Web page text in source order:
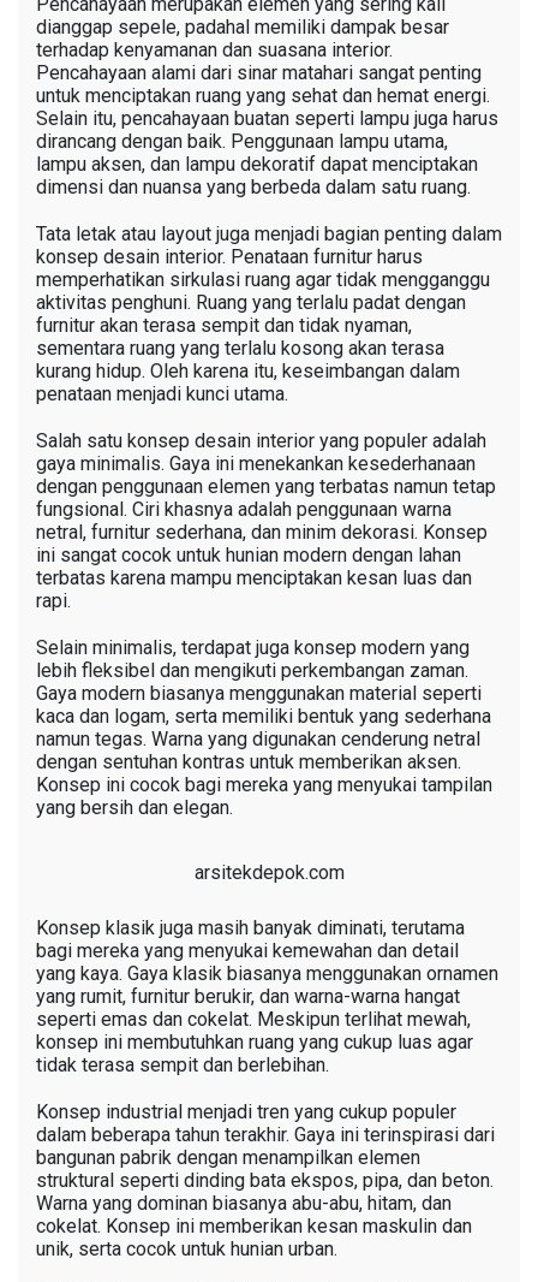
dianggap sepele, padahal memiliki dampak besar
terhadap kenyamanan dan suasana interior.
Pencahayaan alami dari sinar matahari sangat penting
untuk menciptakan ruang yang sehat dan hemat energi.
Selain itu, pencahayaan buatan seperti lampu juga harus
dirancang dengan baik. Penggunaan lampu utama,
lampu aksen, dan lampu dekoratif dapat menciptakan
dimensi dan nuansa yang berbeda dalam satu ruang.
Tata letak atau layout juga menjadi bagian penting dalam
konsep desain interior. Penataan furnitur harus
memperhatikan sirkulasi ruang agar tidak mengganggu
aktivitas penghuni. Ruang yang terlalu padat dengan
furnitur akan terasa sempit dan tidak nyaman,
sementara ruang yang terlalu kosong akan terasa
kurang hidup. Oleh karena itu, keseimbangan dalam
penataan menjadi kunci utama.
Salah satu konsep desain interior yang populer adalah
gaya minimalis. Gaya ini menekankan kesederhanaan
dengan penggunaan elemen yang terbatas namun tetap
fungsional. Ciri khasnya adalah penggunaan warna
netral, furnitur sederhana, dan minim dekorasi. Konsep
ini sangat cocok untuk hunian modern dengan lahan
terbatas karena mampu menciptakan kesan luas dan
rapi.
Selain minimalis, terdapat juga konsep modern yang
lebih fleksibel dan mengikuti perkembangan zaman.
Gaya modern biasanya menggunakan material seperti
kaca dan logam, serta memiliki bentuk yang sederhana
namun tegas. Warna yang digunakan cenderung netral
dengan sentuhan kontras untuk memberikan aksen.
Konsep ini cocok bagi mereka yang menyukai tampilan
yang bersih dan elegan.
arsitekdepok.com
Konsep klasik juga masih banyak diminati, terutama
bagi mereka yang menyukai kemewahan dan detail
yang kaya. Gaya klasik biasanya menggunakan ornamen
yang rumit, furnitur berukir, dan warna-warna hangat
seperti emas dan cokelat. Meskipun terlihat mewah,
konsep ini membutuhkan ruang yang cukup luas agar
tidak terasa sempit dan berlebihan.
Konsep industrial menjadi tren yang cukup populer
dalam beberapa tahun terakhir. Gaya ini terinspirasi dari
bangunan pabrik dengan menampilkan elemen
struktural seperti dinding bata ekspos, pipa, dan beton.
Warna yang dominan biasanya abu-abu, hitam, dan
cokelat. Konsep ini memberikan kesan maskulin dan
unik, serta cocok untuk hunian urban.